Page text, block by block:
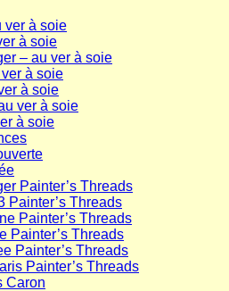
ver à soie
à soie
– au ver à soie
à soie
à soie
ver à soie
à soie
Painter’s Threads
Painter’s Threads
Painter’s Threads
Painter’s Threads
Painter’s Threads
Painter’s Threads
Caron